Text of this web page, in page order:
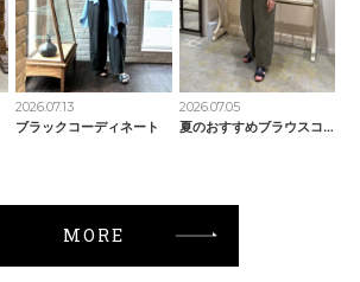
2026.07.13
ブラックコーディネート
2026.07.05
夏のおすすめブラウスコーデ。
MORE